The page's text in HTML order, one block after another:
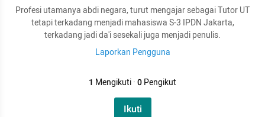
Profesi utamanya abdi negara, turut mengajar sebagai Tutor UT
tetapi terkadang menjadi mahasiswa S-3 IPDN Jakarta,
terkadang jadi da'i sesekali juga menjadi penulis.
Laporkan Pengguna
1 Mengikuti·0Pengikut
Ikuti